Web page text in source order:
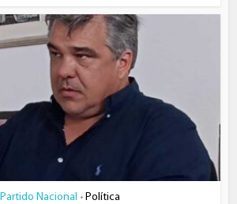
Partido Nacional • Política